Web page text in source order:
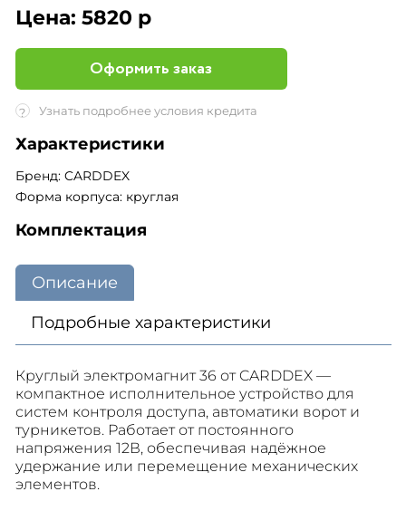
Цена: 5820 р
Оформить заказ
? Узнать подробнее условия кредита
Характеристики
Бренд: CARDDEX
Форма корпуса: круглая
Комплектация
Описание
Подробные характеристики
Круглый электромагнит 36 от CARDDEX —
компактное исполнительное устройство для
систем контроля доступа, автоматики ворот и
турникетов. Работает от постоянного
напряжения 12В, обеспечивая надёжное
удержание или перемещение механических
элементов.